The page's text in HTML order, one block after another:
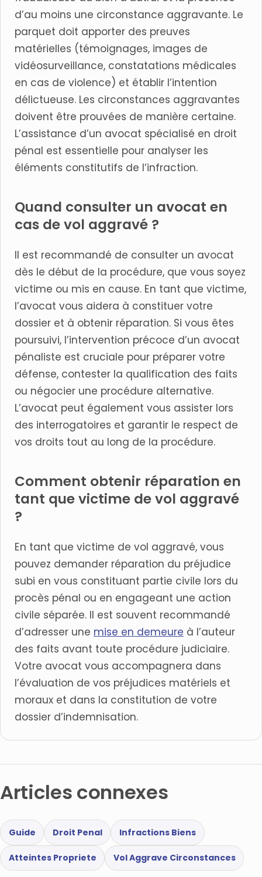
d’au moins une circonstance aggravante. Le
parquet doit apporter des preuves
matérielles (témoignages, images de
vidéosurveillance, constatations médicales
en cas de violence) et établir l’intention
délictueuse. Les circonstances aggravantes
doivent être prouvées de manière certaine.
L’assistance d’un avocat spécialisé en droit
pénal est essentielle pour analyser les
éléments constitutifs de l’infraction.
Quand consulter un avocat en
cas de vol aggravé ?
Il est recommandé de consulter un avocat
dès le début de la procédure, que vous soyez
victime ou mis en cause. En tant que victime,
l’avocat vous aidera à constituer votre
dossier et à obtenir réparation. Si vous êtes
poursuivi, l’intervention précoce d’un avocat
pénaliste est cruciale pour préparer votre
défense, contester la qualification des faits
ou négocier une procédure alternative.
L’avocat peut également vous assister lors
des interrogatoires et garantir le respect de
vos droits tout au long de la procédure.
Comment obtenir réparation en
tant que victime de vol aggravé
?
En tant que victime de vol aggravé, vous
pouvez demander réparation du préjudice
subi en vous constituant partie civile lors du
procès pénal ou en engageant une action
civile séparée. Il est souvent recommandé
d’adresser une mise en demeure à l’auteur
des faits avant toute procédure judiciaire.
Votre avocat vous accompagnera dans
l’évaluation de vos préjudices matériels et
moraux et dans la constitution de votre
dossier d’indemnisation.
Articles connexes
Guide Droit Penal Infractions Biens
Atteintes Propriete Vol Aggrave Circonstances